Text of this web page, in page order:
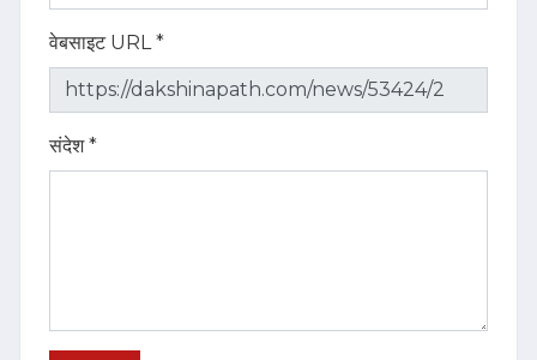
वेबसाइट URL *
संदेश *